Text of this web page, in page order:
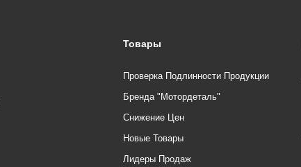
Товары
Проверка Подлинности Продукции
Бренда "Мотордеталь"
Снижение Цен
Новые Товары
Лидеры Продаж